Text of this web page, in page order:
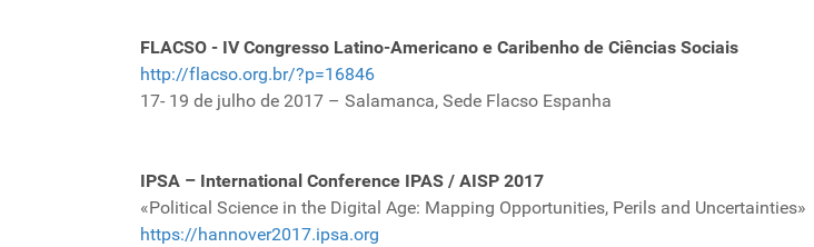
FLACSO - IV Congresso Latino-Americano e Caribenho de Ciências Sociais
http://flacso.org.br/?p=16846
17- 19 de julho de 2017 – Salamanca, Sede Flacso Espanha
IPSA – International Conference IPAS / AISP 2017
«Political Science in the Digital Age: Mapping Opportunities, Perils and Uncertainties»
https://hannover2017.ipsa.org